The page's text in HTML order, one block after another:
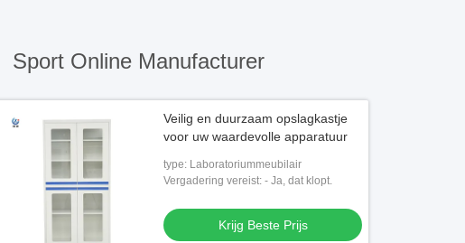
Sport Online Manufacturer
Veilig en duurzaam opslagkastje
voor uw waardevolle apparatuur
type: Laboratoriummeubilair
Vergadering vereist: - Ja, dat klopt.
Krijg Beste Prijs